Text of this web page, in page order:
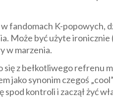
fandomach K-popowych,
być użyte ironicznie
w marzenia.
się z bełkotliwego refrenu
jako synonim czegoś
kontroli i zaczął żyć